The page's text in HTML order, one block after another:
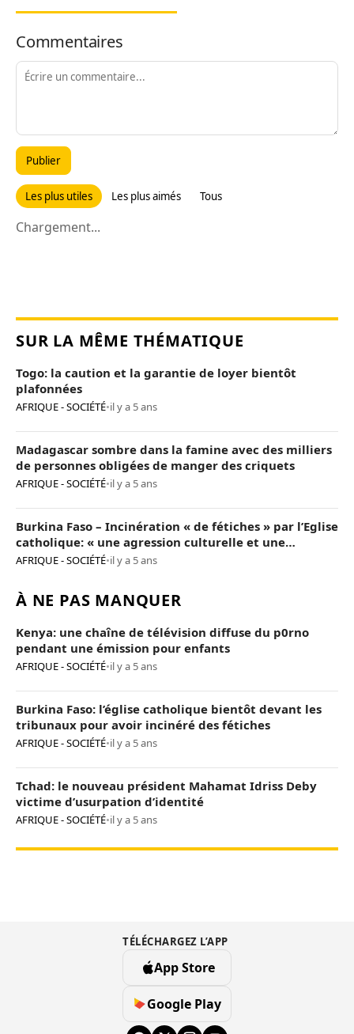
Commentaires
Publier
Les plus utiles Les plus aimés Tous
Chargement...
SUR LA MÊME THÉMATIQUE
Togo: la caution et la garantie de loyer bientôt
plafonnées
AFRIQUE - SOCIÉTÉ•il y a 5 ans
Madagascar sombre dans la famine avec des milliers
de personnes obligées de manger des criquets
AFRIQUE - SOCIÉTÉ•il y a 5 ans
Burkina Faso – Incinération « de fétiches » par l’Eglise
catholique: « une agression culturelle et une
provocation de trop »
AFRIQUE - SOCIÉTÉ•il y a 5 ans
À NE PAS MANQUER
Kenya: une chaîne de télévision diffuse du p0rno
pendant une émission pour enfants
AFRIQUE - SOCIÉTÉ•il y a 5 ans
Burkina Faso: l’église catholique bientôt devant les
tribunaux pour avoir incinéré des fétiches
AFRIQUE - SOCIÉTÉ•il y a 5 ans
Tchad: le nouveau président Mahamat Idriss Deby
victime d’usurpation d’identité
AFRIQUE - SOCIÉTÉ•il y a 5 ans
TÉLÉCHARGEZ L’APP
App Store
Google Play